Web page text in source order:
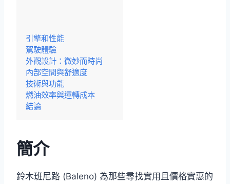
引擎和性能
駕駛體驗
外觀設計：微妙而時尚
內部空間與舒適度
技術與功能
燃油效率與運轉成本
結論
簡介
鈴木班尼路 (Baleno) 為那些尋找實用且價格實惠的